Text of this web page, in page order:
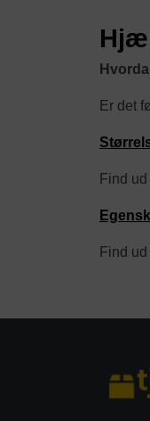
Er det
Find
Find